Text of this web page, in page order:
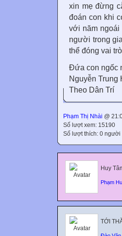
xin mẹ đừng
đoán con khi
với năm
người trong
thể đóng vai
Đứa con ngốc
Nguyễn Trung
Theo Dân Trí
Phạm Thị Nhài @
Số lượt xem: 15190
Số lượt thích: 0 người
Huy
Phạm
TỚI